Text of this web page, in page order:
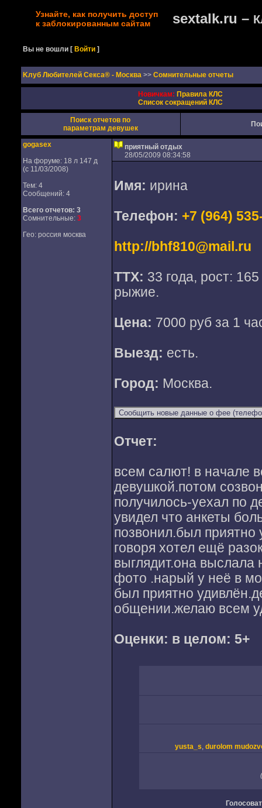
Узнайте, как получить доступ
к заблокированным сайтам
sextalk.ru –
Вы не вошли [Войти ]
Kлуб Любителей Секса® - Москва >> Сомнительные отчеты
Новичкам: Правила КЛС
Список сокращений КЛС
Поиск отчетов по
параметрам девушек
gogasex
На форуме: 18 л 147 д
(с 11/03/2008)
Тем: 4
Сообщений: 4
Всего отчетов: 3
Сомнительные: 3
Гео: россия москва
приятный отдых
28/05/2009 08:34:58
Имя: ирина
Телефон: +7 (964)
http://bhf810@mail.ru
ТТХ: 33 года, рост:
рыжие.
Цена: 7000 руб за 1
Выезд: есть.
Город: Москва.
Отчет:
всем салют! в начале
девушкой.потом
получилось-уехал по
увидел что анкеты
позвонил.был приятно
говоря хотел ещё
выглядит.она выслала
фото .нарый у неё в
был приятно
общении.желаю всем
Оценки: в целом: 5+
yusta_s, durolom